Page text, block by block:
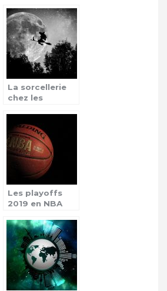
Paris
La sorcellerie
chez les
Les playoffs
2019 en NBA